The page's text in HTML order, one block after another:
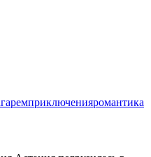
гаремприключенияромантика